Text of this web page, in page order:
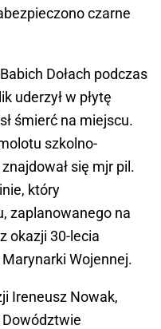
czarne
Dołach podczas
uderzył w płytę
śmierć na miejscu.
szkolno-
się mjr pil.
który
zaplanowanego na
okazji 30-lecia
Wojennej.
Ireneusz Nowak,
Dowództwie